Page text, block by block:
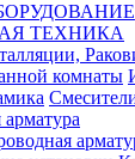
ТЕХНИКА
комнаты